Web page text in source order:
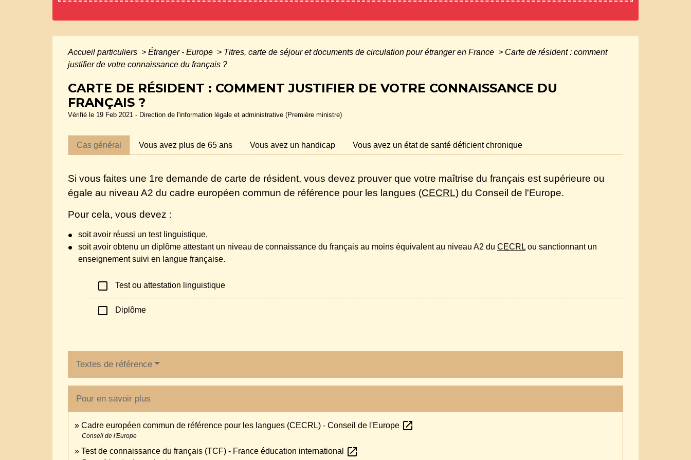
Accueil particuliers > Étranger - Europe > Titres, carte de séjour et documents de circulation pour étranger en France > Carte de résident : comment
justifier de votre connaissance du français ?
CARTE DE RÉSIDENT : COMMENT JUSTIFIER DE VOTRE CONNAISSANCE DU
FRANÇAIS ?
Vérifié le 19 Feb 2021 - Direction de l'information légale et administrative (Première ministre)
Cas général Vous avez plus de 65 ans Vous avez un handicap Vous avez un état de santé déficient chronique
Si vous faites une 1re demande de carte de résident, vous devez prouver que votre maîtrise du français est supérieure ou
égale au niveau A2 du cadre européen commun de référence pour les langues (CECRL) du Conseil de l'Europe.
Pour cela, vous devez :
soit avoir réussi un test linguistique,
soit avoir obtenu un diplôme attestant un niveau de connaissance du français au moins équivalent au niveau A2 du CECRL ou sanctionnant un
enseignement suivi en langue française.
check_box_outline_blank Test ou attestation linguistique
check_box_outline_blank Diplôme
Textes de référence
Pour en savoir plus
Cadre européen commun de référence pour les langues (CECRL) - Conseil de l'Europe open_in_new
Conseil de l'Europe
Test de connaissance du français (TCF) - France éducation international open_in_new